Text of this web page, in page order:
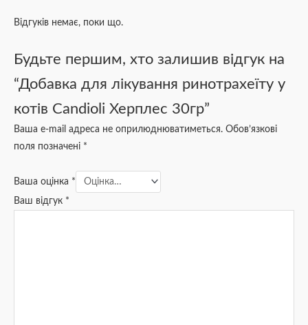
Відгуків немає, поки що.
Будьте першим, хто залишив відгук на
“Добавка для лікування ринотрахеїту у
котів Candioli Херплес 30гр”
Ваша e-mail адреса не оприлюднюватиметься. Обов’язкові
поля позначені *
Ваша оцінка *
Ваш відгук *